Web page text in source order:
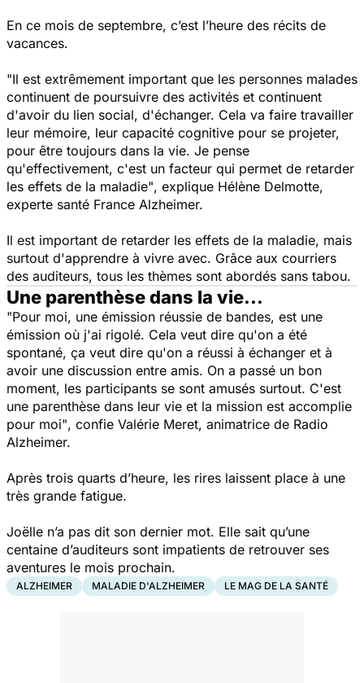
En ce mois de septembre, c’est l’heure des récits de
vacances.
"Il est extrêmement important que les personnes malades
continuent de poursuivre des activités et continuent
d'avoir du lien social, d'échanger. Cela va faire travailler
leur mémoire, leur capacité cognitive pour se projeter,
pour être toujours dans la vie. Je pense
qu'effectivement, c'est un facteur qui permet de retarder
les effets de la maladie", explique Hélène Delmotte,
experte santé France Alzheimer.
Il est important de retarder les effets de la maladie, mais
surtout d'apprendre à vivre avec. Grâce aux courriers
des auditeurs, tous les thèmes sont abordés sans tabou.
Une parenthèse dans la vie...
"Pour moi, une émission réussie de bandes, est une
émission où j'ai rigolé. Cela veut dire qu'on a été
spontané, ça veut dire qu'on a réussi à échanger et à
avoir une discussion entre amis. On a passé un bon
moment, les participants se sont amusés surtout. C'est
une parenthèse dans leur vie et la mission est accomplie
pour moi", confie Valérie Meret, animatrice de Radio
Alzheimer.
Après trois quarts d’heure, les rires laissent place à une
très grande fatigue.
Joëlle n’a pas dit son dernier mot. Elle sait qu’une
centaine d’auditeurs sont impatients de retrouver ses
aventures le mois prochain.
ALZHEIMER MALADIE D'ALZHEIMER LE MAG DE LA SANTÉ